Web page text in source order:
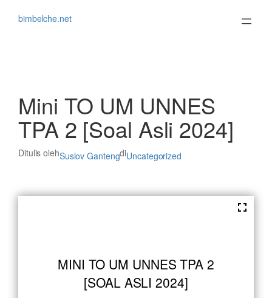
bimbelche.net
Mini TO UM UNNES
TPA 2 [Soal Asli 2024]
Ditulis olehSuslov GantengdiUncategorized
MINI TO UM UNNES TPA 2
[SOAL ASLI 2024]